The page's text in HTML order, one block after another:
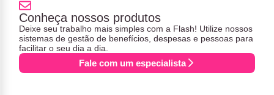
Conheça nossos produtos
Deixe seu trabalho mais simples com a Flash! Utilize nossos
sistemas de gestão de benefícios, despesas e pessoas para
facilitar o seu dia a dia.
Fale com um especialista